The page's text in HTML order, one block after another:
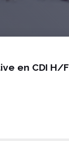
en CDI H/F